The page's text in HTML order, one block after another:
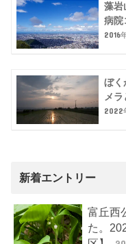
藻岩
病院
2016
ぼく
メラ
2022
新着エントリー
富丘西
た。